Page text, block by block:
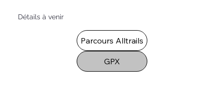
Détails à venir
Parcours Alltrails
GPX